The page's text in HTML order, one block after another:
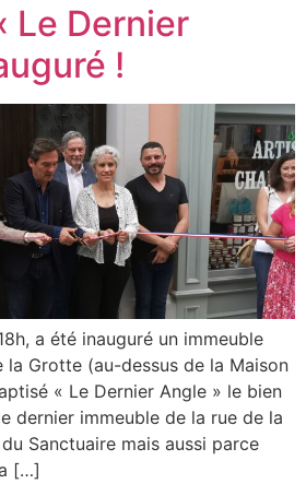
Le Dernier
!
a été inauguré un immeuble
la Grotte (au-dessus de la Maison
« Le Dernier Angle » le bien
dernier immeuble de la rue de la
Sanctuaire mais aussi parce
[…]